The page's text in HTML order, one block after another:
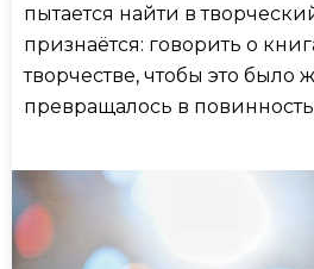
пытается найти в
признаётся: говорить о
творчестве, чтобы это было
превращалось в